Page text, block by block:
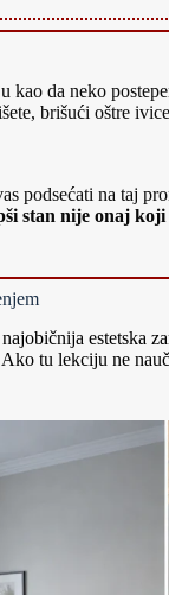
kao da neko
brišući oštre
podsećati na taj
stan nije onaj koji
estetska
tu lekciju ne